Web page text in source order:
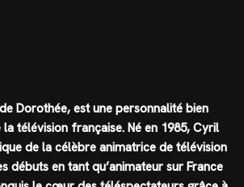
Dorothée, est une personnalité bien
télévision française. Né en 1985, Cyril
de la célèbre animatrice de télévision
débuts en tant qu’animateur sur France